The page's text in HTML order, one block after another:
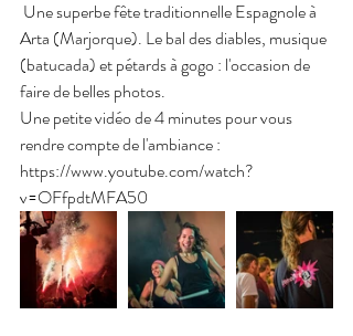
Arta (Marjorque). Le bal des diables, musique
(batucada) et pétards à gogo : l'occasion de
faire de belles photos.
Une petite vidéo de 4 minutes pour vous
rendre compte de l'ambiance :
https://www.youtube.com/watch?
v=OFfpdtMFA50